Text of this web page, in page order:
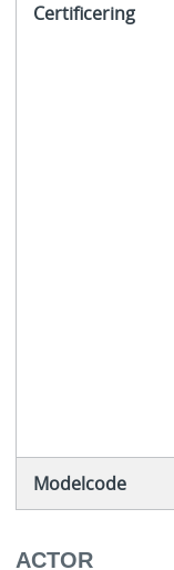
Certificering
Modelcode
ACTOR